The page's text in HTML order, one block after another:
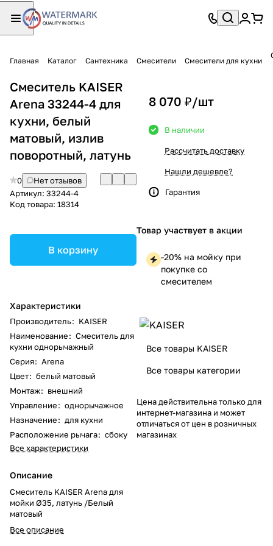
Главная Каталог Сантехника Смесители Смесители для кухни
Смеситель KAISER
Arena 33244-4 для
кухни, белый
матовый, излив
поворотный, латунь
0
Нет отзывов
Артикул: 33244-4
Код товара: 18314
В корзину
Характеристики
Производитель: KAISER
Наименование: Смеситель для
кухни однорычажный
Серия: Arena
Цвет: белый матовый
Монтаж: внешний
Управление: однорычажное
Назначение: для кухни
Расположение рычага: сбоку
Все характеристики
Описание
Смеситель KAISER Arena для
мойки Ø35, латунь /Белый
матовый
Все описание
8 070 ₽/шт
В наличии
Рассчитать доставку
Нашли дешевле?
Гарантия
Товар участвует в акции
-20% на мойку при
покупке со
смесителем
Все товары KAISER
Все товары категории
Цена действительна только для
интернет-магазина и может
отличаться от цен в розничных
магазинах